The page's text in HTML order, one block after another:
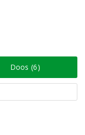
Doos (6)